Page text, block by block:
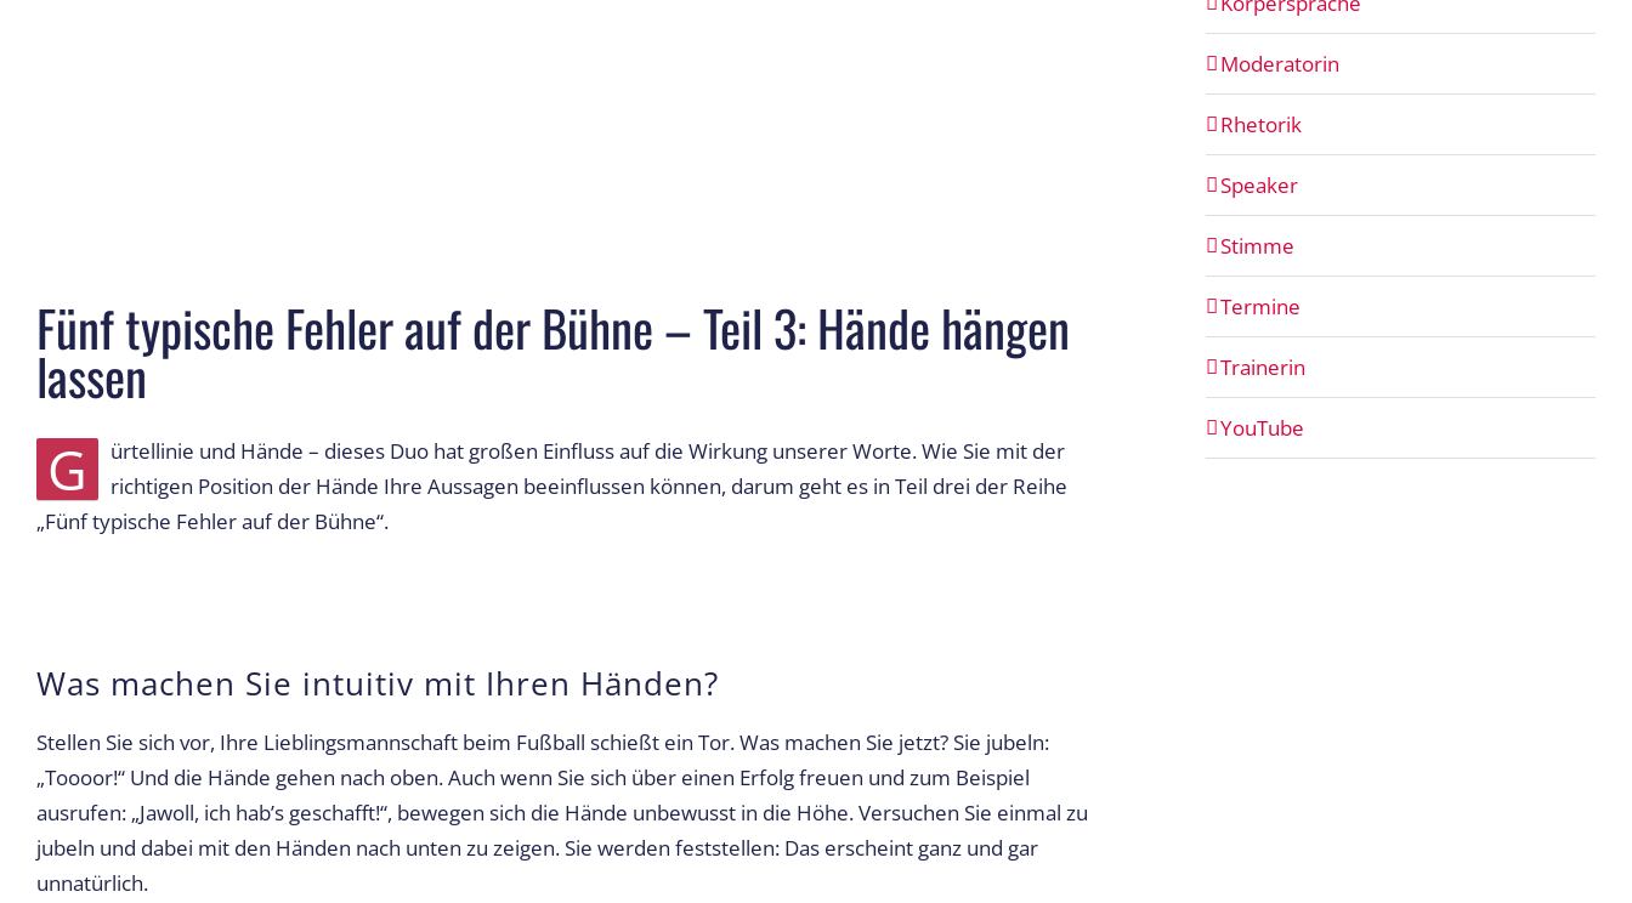
Fünf typische Fehler auf der Bühne – Teil 3: Hände hängen
lassen
G
ürtellinie und Hände – dieses Duo hat großen Einfluss auf die Wirkung unserer Worte. Wie Sie mit der
richtigen Position der Hände Ihre Aussagen beeinflussen können, darum geht es in Teil drei der Reihe
„Fünf typische Fehler auf der Bühne“.
Was machen Sie intuitiv mit Ihren Händen?
Stellen Sie sich vor, Ihre Lieblingsmannschaft beim Fußball schießt ein Tor. Was machen Sie jetzt? Sie jubeln:
„Toooor!“ Und die Hände gehen nach oben. Auch wenn Sie sich über einen Erfolg freuen und zum Beispiel
ausrufen: „Jawoll, ich hab’s geschafft!“, bewegen sich die Hände unbewusst in die Höhe. Versuchen Sie einmal zu
jubeln und dabei mit den Händen nach unten zu zeigen. Sie werden feststellen: Das erscheint ganz und gar
unnatürlich.
Moderatorin
Rhetorik
Speaker
Stimme
Termine
Trainerin
YouTube